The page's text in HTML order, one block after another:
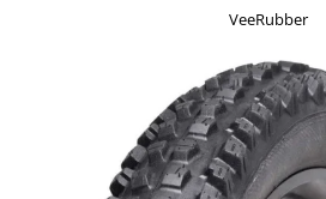
VeeRubber